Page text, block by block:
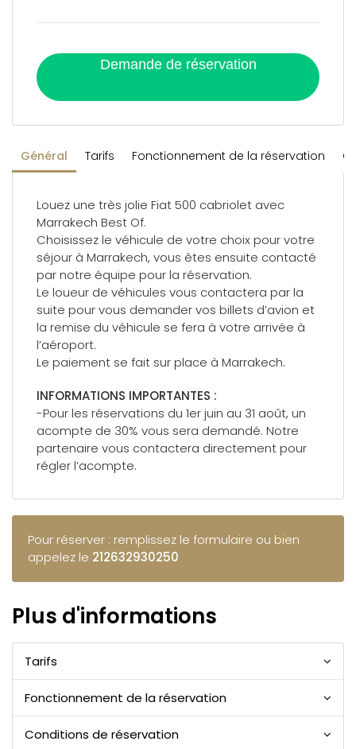
Général Tarifs Fonctionnement de la réservation
Louez une très jolie Fiat 500 cabriolet avec
Marrakech Best Of.
Choisissez le véhicule de votre choix pour votre
séjour à Marrakech, vous êtes ensuite contacté
par notre équipe pour la réservation.
Le loueur de véhicules vous contactera par la
suite pour vous demander vos billets d’avion et
la remise du véhicule se fera à votre arrivée à
l’aéroport.
Le paiement se fait sur place à Marrakech.
INFORMATIONS IMPORTANTES :
-Pour les réservations du 1er juin au 31 août, un
acompte de 30% vous sera demandé. Notre
partenaire vous contactera directement pour
régler l’acompte.
Pour réserver : remplissez le formulaire ou bien
appelez le 212632930250
Plus d'informations
Tarifs
Fonctionnement de la réservation
Conditions de réservation
Demande de réservation